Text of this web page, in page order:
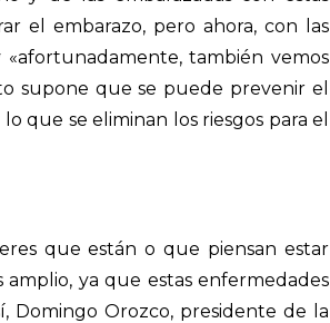
el embarazo, pero ahora, con las
«afortunadamente, también vemos
supone que se puede prevenir el
que se eliminan los riesgos para el
que están o que piensan estar
ya que estas enfermedades
Domingo Orozco, presidente de la